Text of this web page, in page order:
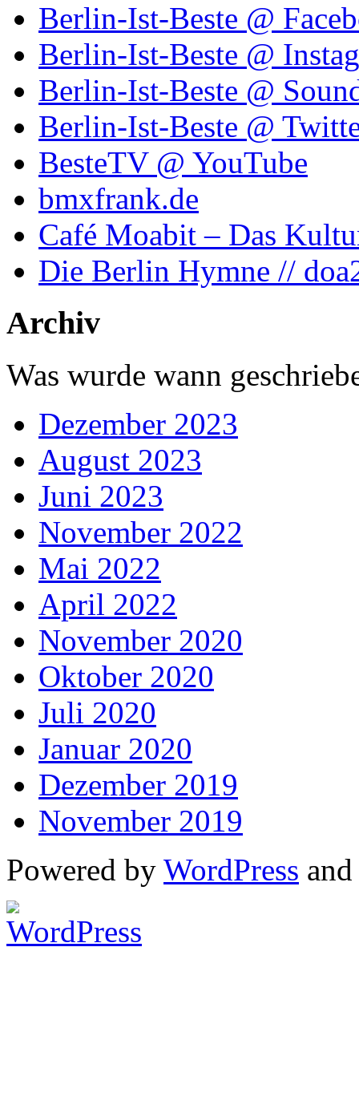
Berlin-Ist-Beste @
Berlin-Ist-Beste @
Berlin-Ist-Beste @
Berlin-Ist-Beste @
BesteTV @ YouTube
bmxfrank.de
Café Moabit – Das
Die Berlin Hymne //
Archiv
Was wurde wann
Dezember 2023
August 2023
Juni 2023
November 2022
Mai 2022
April 2022
November 2020
Oktober 2020
Juli 2020
Januar 2020
Dezember 2019
November 2019
Powered by WordPress